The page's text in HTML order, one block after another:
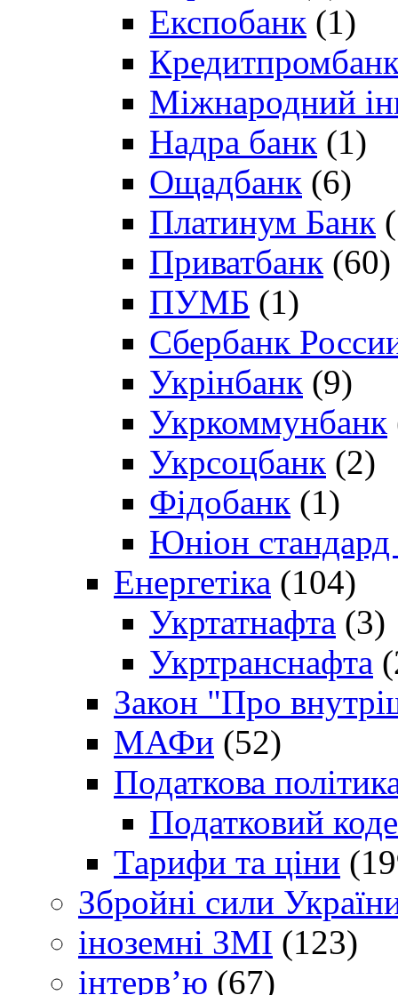
Експобанк (1)
Міжнародний
Надра банк (1)
Ощадбанк (6)
Платинум Банк
Приватбанк (60)
ПУМБ (1)
Сбербанк
Укрінбанк (9)
Укркоммунбанк
Укрсоцбанк (2)
Фідобанк (1)
Юніон стандард
Енергетіка (104)
Укртатнафта (3)
Укртранснафта
Закон "Про
МАФи (52)
Податкова
Податковий
Тарифи та ціни
Збройні сили
іноземні ЗМІ (123)
інтерв’ю (67)